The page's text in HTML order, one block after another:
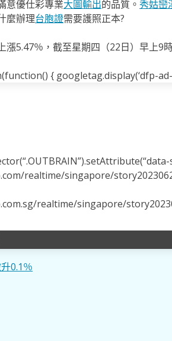
意優仕彩專業大圖輸出的品質。 秀姑巒
麼辦理台胞證需要護照正本?
漲5.47％，截至星期四（22日）早上9
{ googletag.display(‘dfp-ad-
realtime/singapore/
realtime/singapore/
0.1％